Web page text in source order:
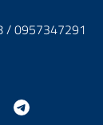
/ 0957347291